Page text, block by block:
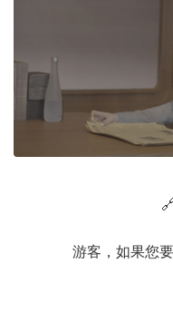
游客，如果您